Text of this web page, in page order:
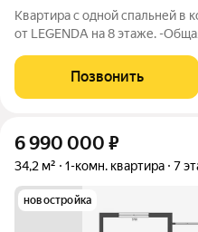
Квартира с одной спальней в
от LEGENDA на 8 этаже. -
-Высота потолков 2.7 м. Все
квартире один
Позвонить
6 990 000 ₽
34,2 м² 1-комн. квартира 7
новостройка